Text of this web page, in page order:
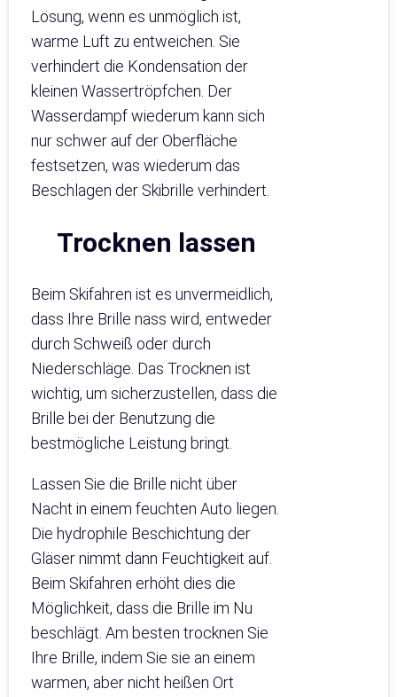
Lösung, wenn es unmöglich ist,
warme Luft zu entweichen. Sie
verhindert die Kondensation der
kleinen Wassertröpfchen. Der
Wasserdampf wiederum kann sich
nur schwer auf der Oberfläche
festsetzen, was wiederum das
Beschlagen der Skibrille verhindert.
Trocknen lassen
Beim Skifahren ist es unvermeidlich,
dass Ihre Brille nass wird, entweder
durch Schweiß oder durch
Niederschläge. Das Trocknen ist
wichtig, um sicherzustellen, dass die
Brille bei der Benutzung die
bestmögliche Leistung bringt.
Lassen Sie die Brille nicht über
Nacht in einem feuchten Auto liegen.
Die hydrophile Beschichtung der
Gläser nimmt dann Feuchtigkeit auf.
Beim Skifahren erhöht dies die
Möglichkeit, dass die Brille im Nu
beschlägt. Am besten trocknen Sie
Ihre Brille, indem Sie sie an einem
warmen, aber nicht heißen Ort